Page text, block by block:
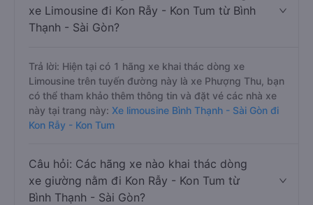
xe Limousine đi Kon Rẫy - Kon Tum từ Bình
Thạnh - Sài Gòn?
Trả lời: Hiện tại có 1 hãng xe khai thác dòng xe
Limousine trên tuyến đường này là xe Phượng Thu, bạn
có thể tham khảo thêm thông tin và đặt vé các nhà xe
này tại trang này: Xe limousine Bình Thạnh - Sài Gòn đi
Kon Rẫy - Kon Tum
Câu hỏi: Các hãng xe nào khai thác dòng
xe giường nằm đi Kon Rẫy - Kon Tum từ
Bình Thạnh - Sài Gòn?